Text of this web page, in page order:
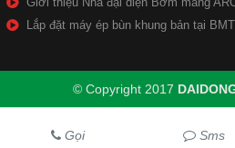
Lắp đặt máy ép bùn khung bản tại
© Copyright 2017
Gọi Sms